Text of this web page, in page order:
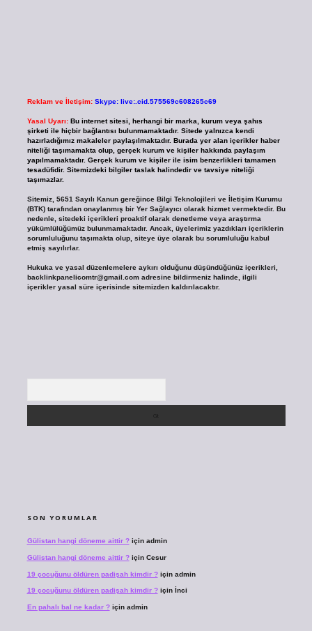
Reklam ve İletişim: Skype: live:.cid.575569c608265c69
Yasal Uyarı: Bu internet sitesi, herhangi bir marka, kurum veya şahıs
şirketi ile hiçbir bağlantısı bulunmamaktadır. Sitede yalnızca kendi
hazırladığımız makaleler paylaşılmaktadır. Burada yer alan içerikler haber
niteliği taşımamakta olup, gerçek kurum ve kişiler hakkında paylaşım
yapılmamaktadır. Gerçek kurum ve kişiler ile isim benzerlikleri tamamen
tesadüfidir. Sitemizdeki bilgiler taslak halindedir ve tavsiye niteliği
taşımazlar.
Sitemiz, 5651 Sayılı Kanun gereğince Bilgi Teknolojileri ve İletişim Kurumu
(BTK) tarafından onaylanmış bir Yer Sağlayıcı olarak hizmet vermektedir. Bu
nedenle, sitedeki içerikleri proaktif olarak denetleme veya araştırma
yükümlülüğümüz bulunmamaktadır. Ancak, üyelerimiz yazdıkları içeriklerin
sorumluluğunu taşımakta olup, siteye üye olarak bu sorumluluğu kabul
etmiş sayılırlar.
Hukuka ve yasal düzenlemelere aykırı olduğunu düşündüğünüz içerikleri,
backlinkpanelicomtr@gmail.comadresine bildirmeniz halinde, ilgili
içerikler yasal süre içerisinde sitemizden kaldırılacaktır.
SON YORUMLAR
Gülistan hangi döneme aittir ?için admin
Gülistan hangi döneme aittir ?için Cesur
19 çocuğunu öldüren padişah kimdir ?için admin
19 çocuğunu öldüren padişah kimdir ?için İnci
En pahalı bal ne kadar ?için admin